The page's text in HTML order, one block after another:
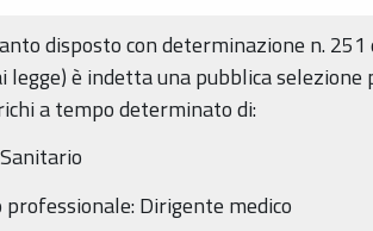
disposto con determinazione n.
legge) è indetta una pubblica
a tempo determinato di:
Dirigente medico